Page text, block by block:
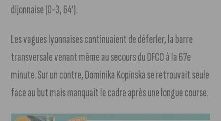
dijonnaise (0-3, 64’).
Les vagues lyonnaises continuaient de déferler, la barre
transversale venant même au secours du DFCO à la 67e
minute. Sur un contre, Dominika Kopinska se retrouvait seule
face au but mais manquait le cadre après une longue course.